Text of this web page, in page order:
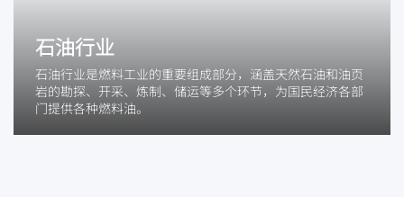
石油行业
石油行业是燃料工业的重要组成部分，涵盖天然石油和油页
岩的勘探、开采、炼制、储运等多个环节，为国民经济各部
门提供各种燃料油。